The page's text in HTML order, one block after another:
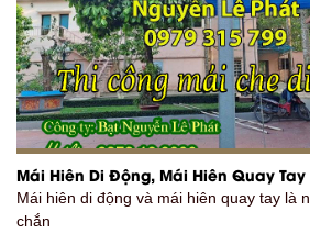
Mái Hiên Di Động, Mái Hiên Quay Tay
Mái hiên di động và mái hiên quay tay là
chắn